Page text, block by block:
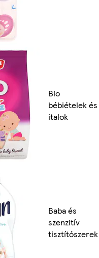
Bio
bébiételek és
italok
Baba és
szenzitív
tisztítószerek